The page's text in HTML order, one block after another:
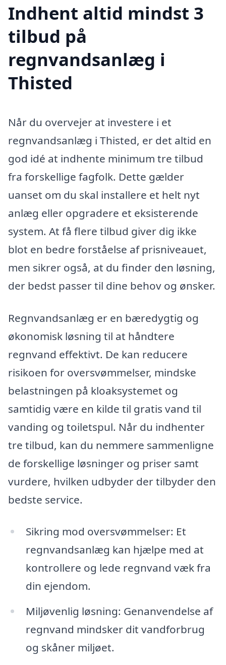
Indhent altid mindst 3
tilbud på
regnvandsanlæg i
Thisted
Når du overvejer at investere i et
regnvandsanlæg i Thisted, er det altid en
god idé at indhente minimum tre tilbud
fra forskellige fagfolk. Dette gælder
uanset om du skal installere et helt nyt
anlæg eller opgradere et eksisterende
system. At få flere tilbud giver dig ikke
blot en bedre forståelse af prisniveauet,
men sikrer også, at du finder den løsning,
der bedst passer til dine behov og ønsker.
Regnvandsanlæg er en bæredygtig og
økonomisk løsning til at håndtere
regnvand effektivt. De kan reducere
risikoen for oversvømmelser, mindske
belastningen på kloaksystemet og
samtidig være en kilde til gratis vand til
vanding og toiletspul. Når du indhenter
tre tilbud, kan du nemmere sammenligne
de forskellige løsninger og priser samt
vurdere, hvilken udbyder der tilbyder den
bedste service.
Sikring mod oversvømmelser: Et
regnvandsanlæg kan hjælpe med at
kontrollere og lede regnvand væk fra
din ejendom.
Miljøvenlig løsning: Genanvendelse af
regnvand mindsker dit vandforbrug
og skåner miljøet.